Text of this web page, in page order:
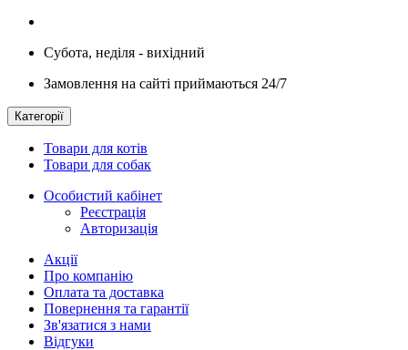
Субота, неділя - вихідний
Замовлення на сайті приймаються 24/7
Категорії
Товари для котів
Товари для собак
Особистий кабінет
Реєстрація
Авторизація
Акції
Про компанію
Оплата та доставка
Повернення та гарантії
Зв'язатися з нами
Відгуки